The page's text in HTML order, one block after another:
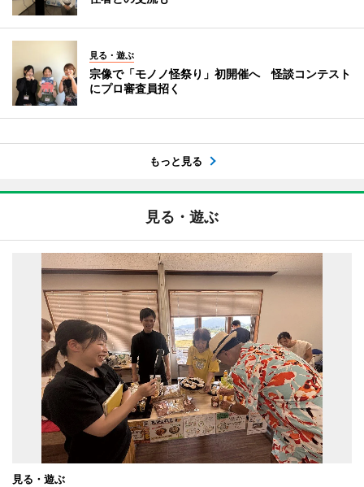
見る・遊ぶ
宗像で「モノノ怪祭り」初開催へ 怪談コンテスト
にプロ審査員招く
もっと見る
見る・遊ぶ
見る・遊ぶ